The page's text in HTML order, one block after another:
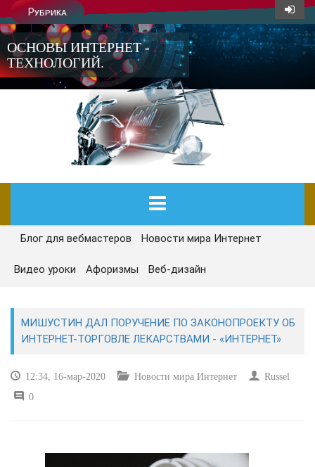
Рубрика
ОСНОВЫ ИНТЕРНЕТ -
ТЕХНОЛОГИЙ.
ГЛАВНАЯ
СЕГОДНЯ
РЕМОНТ И СОВЕТЫ
УЧЕБНИК CSS
Блог для вебмастеров Новости мира Интернет
Видео уроки Афоризмы Веб-дизайн
МИШУСТИН ДАЛ ПОРУЧЕНИЕ ПО ЗАКОНОПРОЕКТУ ОБ
ИНТЕРНЕТ-ТОРГОВЛЕ ЛЕКАРСТВАМИ - «ИНТЕРНЕТ»
12:34, 16-мар-2020 Новости мира Интернет
Russel
0